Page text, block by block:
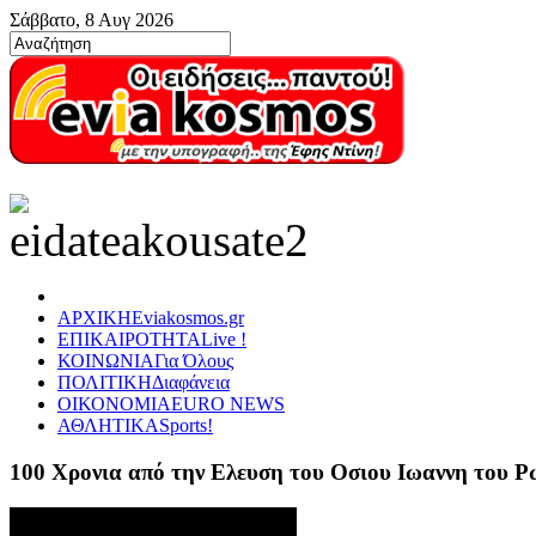
Σάββατο, 8 Αυγ 2026
ΑΡΧΙΚΗEviakosmos.gr
ΕΠΙΚΑΙΡΟΤΗΤΑLive !
ΚΟΙΝΩΝΙΑΓια Όλους
ΠΟΛΙΤΙΚΗΔιαφάνεια
ΟΙΚΟΝΟΜΙΑEURO NEWS
ΑΘΛΗΤΙΚΑSports!
100 Χρονια από την Ελευση του Οσιου Ιωαννη του